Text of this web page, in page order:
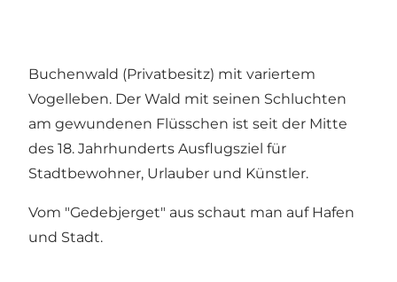
Buchenwald (Privatbesitz) mit variertem
Vogelleben. Der Wald mit seinen Schluchten
am gewundenen Flüsschen ist seit der Mitte
des 18. Jahrhunderts Ausflugsziel für
Stadtbewohner, Urlauber und Künstler.
Vom "Gedebjerget" aus schaut man auf Hafen
und Stadt.